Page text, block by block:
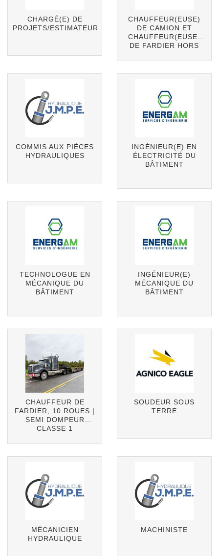
CHARGÉ(E) DE
PROJETS/ESTIMATEUR(TRICE)
CHAUFFEUR(EUSE)
DE CAMION ET
CHAUFFEUR(EUSE)
DE FARDIER HORS
COMMIS AUX PIÈCES
HYDRAULIQUES
INGÉNIEUR(E) EN
ÉLECTRICITÉ DU
BÂTIMENT
TECHNOLOGUE EN
MÉCANIQUE DU
BÂTIMENT
INGÉNIEUR(E)
MÉCANIQUE DU
BÂTIMENT
CHAUFFEUR DE
FARDIER, 10 ROUES |
SEMI DOMPEUR
CLASSE 1
SOUDEUR SOUS
TERRE
MÉCANICIEN
HYDRAULIQUE
MACHINISTE